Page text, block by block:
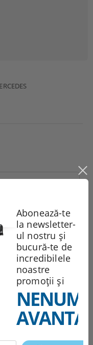
de confidentialitate
Abonează-te
la newsletter-
ul nostru și
bucură-te de
incredibilele
noastre
promoții și